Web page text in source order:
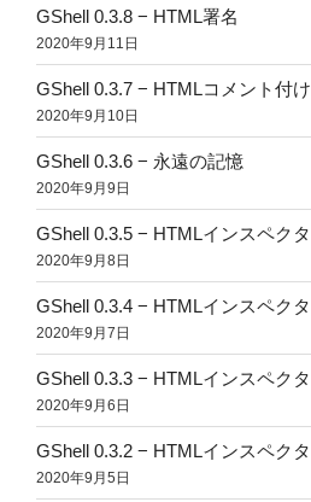
GShell 0.3.8 − HTML署名
2020年9月11日
GShell 0.3.7 − HTMLコメント付け
2020年9月10日
GShell 0.3.6 − 永遠の記憶
2020年9月9日
GShell 0.3.5 − HTMLインスペクタ
2020年9月8日
GShell 0.3.4 − HTMLインスペクタ
2020年9月7日
GShell 0.3.3 − HTMLインスペクタ
2020年9月6日
GShell 0.3.2 − HTMLインスペクタ
2020年9月5日